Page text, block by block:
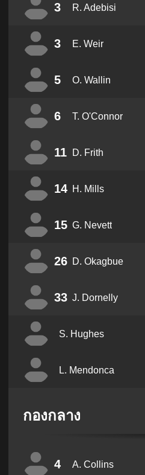
3 R. Adebisi
3 E. Weir
5 O. Wallin
6 T. O'Connor
11 D. Frith
14 H. Mills
15 G. Nevett
26 D. Okagbue
33 J. Dornelly
S. Hughes
L. Mendonca
กองกลาง
4 A. Collins